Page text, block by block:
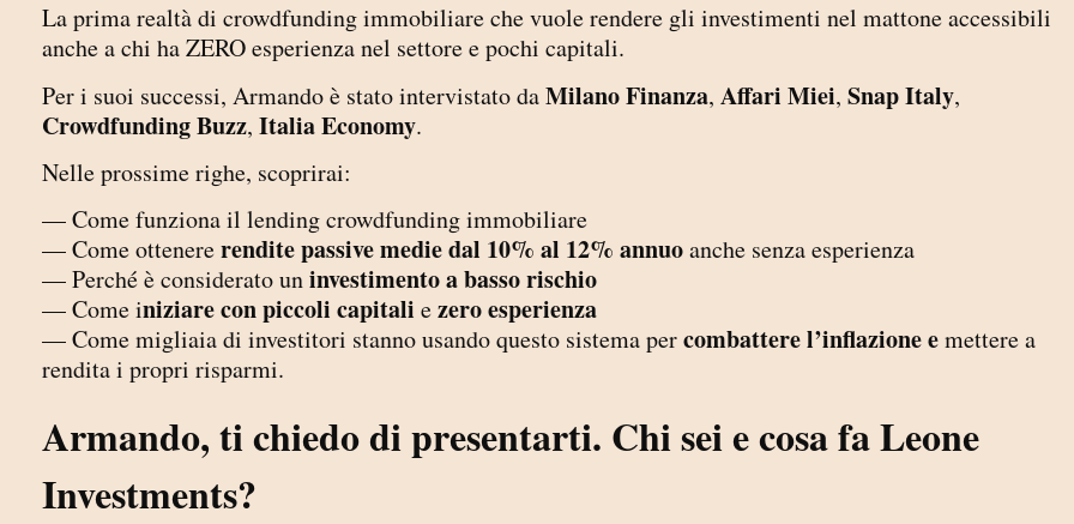
La prima realtà di crowdfunding immobiliare che vuole rendere gli investimenti nel mattone accessibili
anche a chi ha ZERO esperienza nel settore e pochi capitali.
Per i suoi successi, Armando è stato intervistato daMilano Finanza, Affari Miei, Snap Italy,
Crowdfunding Buzz, Italia Economy.
Nelle prossime righe, scoprirai:
— Come funziona il lending crowdfunding immobiliare
— Come ottenererendite passive medie dal 10% al 12% annuoanche senza esperienza
— Perché è considerato uninvestimento a basso rischio
— Come iniziare con piccoli capitali ezero esperienza
— Come migliaia di investitori stanno usando questo sistema percombattere l’inflazione emettere a
rendita i propri risparmi.
Armando, ti chiedo di presentarti. Chi sei e cosa fa Leone
Investments?